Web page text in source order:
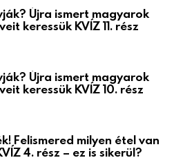
Újra ismert magyarok
keressük KVÍZ 11. rész
Újra ismert magyarok
keressük KVÍZ 10. rész
Felismered milyen étel van
4. rész – ez is sikerül?